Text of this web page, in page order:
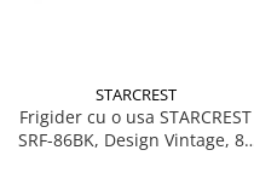
STARCREST
Frigider cu o usa STARCREST
SRF-86BK, Design Vintage, 85